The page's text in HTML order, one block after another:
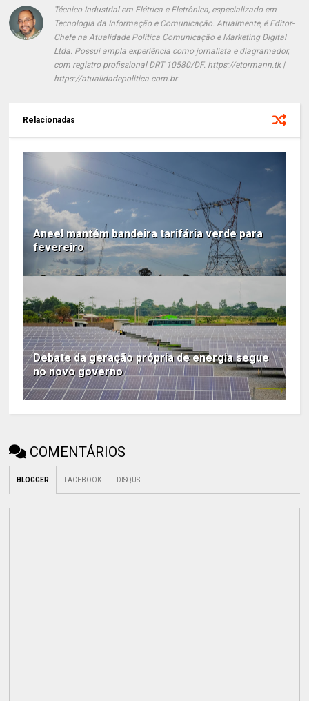
Técnico Industrial em Elétrica e Eletrônica, especializado em
Tecnologia da Informação e Comunicação. Atualmente, é Editor-
Chefe na Atualidade Política Comunicação e Marketing Digital
Ltda. Possui ampla experiência como jornalista e diagramador,
com registro profissional DRT 10580/DF. https://etormann.tk |
https://atualidadepolitica.com.br
Relacionadas
Aneel mantém bandeira tarifária verde para
fevereiro
Debate da geração própria de energia segue
no novo governo
COMENTÁRIOS
BLOGGER FACEBOOK DISQUS